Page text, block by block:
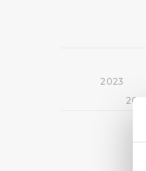
2023
2013